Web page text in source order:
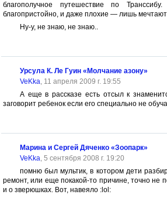
благополучное путешествие по
благопристойно, и даже плохие — лишь
Ну-у, не знаю, не знаю..
Урсула К. Ле Гуин «Молчание азону»
VeKka, 11 апреля 2009 г. 19:55
А еще в рассказе есть отсыл к
заговорит ребенок если его специально не
Марина и Сергей Дяченко «Зоопарк»
VeKka, 5 сентября 2008 г. 19:20
помню был мультик, в котором дети
ремонт, или еще покакой-то причине, точно не
и о зверюшках. Вот, навеяло :lol: